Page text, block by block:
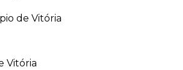
de Vitória
Vitória